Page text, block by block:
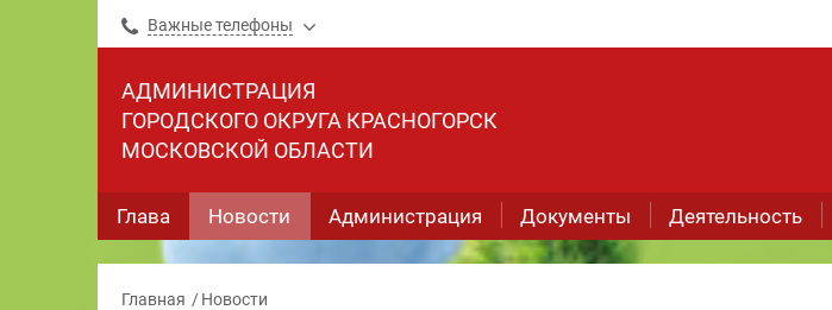
Важные телефоны
АДМИНИСТРАЦИЯ
ГОРОДСКОГО ОКРУГА КРАСНОГОРСК
МОСКОВСКОЙ ОБЛАСТИ
Глава Новости Администрация Документы Деятельность
Главная Новости